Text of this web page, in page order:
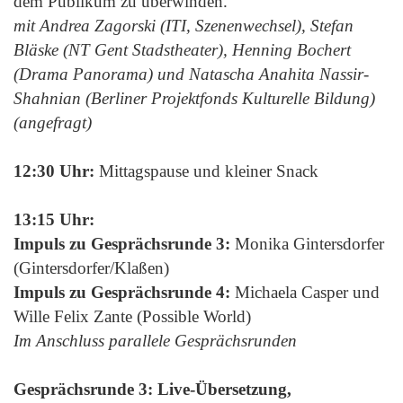
mit Andrea Zagorski (ITI, Szenenwechsel), Stefan
Bläske (NT Gent Stadstheater), Henning Bochert
(Drama Panorama) und Natascha Anahita Nassir-
Shahnian (Berliner Projektfonds Kulturelle Bildung)
(angefragt)
12:30 Uhr: Mittagspause und kleiner Snack
13:15 Uhr:
Impuls zu Gesprächsrunde 3: Monika Gintersdorfer
(Gintersdorfer/Klaßen)
Impuls zu Gesprächsrunde 4: Michaela Casper und
Wille Felix Zante (Possible World)
Im Anschluss parallele Gesprächsrunden
Gesprächsrunde 3: Live-Übersetzung,